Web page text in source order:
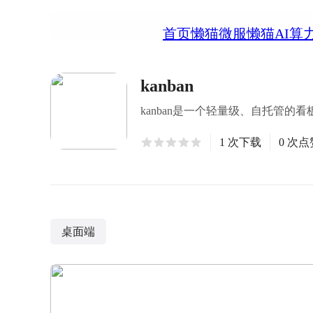
首页懒猫微服懒猫AI算
kanban
kanban是一个轻量级、自托管的看
1 次下载 0 次点
桌面端